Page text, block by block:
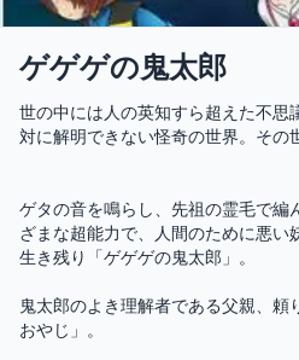
ゲゲゲの鬼太郎
世の中には人の英知すら超えた不思
対に解明できない怪奇の世界。そ
ゲタの音を鳴らし、先祖の霊毛で編
ざまな超能力で、人間のために悪い
生き残り「ゲゲゲの鬼太郎」。
鬼太郎のよき理解者である父親、頼
おやじ」。